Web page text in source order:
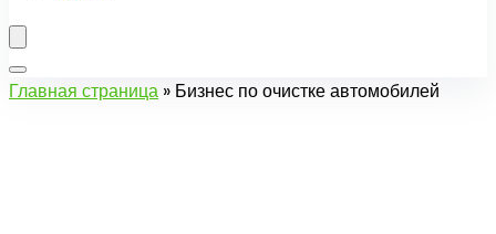
Главная страница » Бизнес по очистке автомобилей